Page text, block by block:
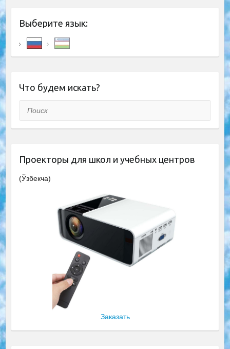
Выберите язык:
Что будем искать?
Поиск
Проекторы для школ и учебных центров
(Ўзбекча)
Заказать